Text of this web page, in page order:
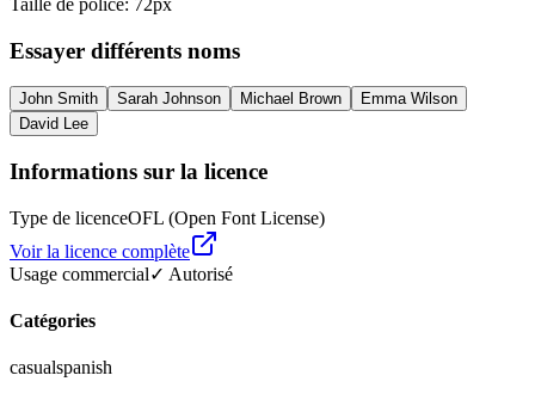
Essayer différents noms
John Smith Sarah Johnson Michael Brown
Emma Wilson
David Lee
Informations sur la licence
Type de licenceOFL (Open Font License)
Voir la licence complète
Usage commercial✓ Autorisé
Catégories
casualspanish